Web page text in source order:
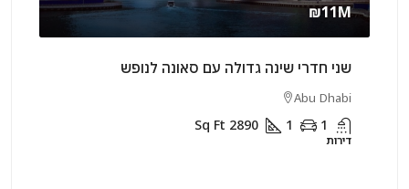
₪11M
שני חדרי שינה גדולה עם סאונה לנופש
Abu Dhabi
2890
Sq Ft
דירות